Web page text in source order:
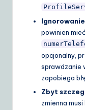
powinien
opcjonalny,
sprawdzanie
zapobiega
Zbyt
zmienna